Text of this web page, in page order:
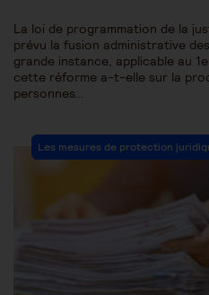
La loi de programmation de la
prévu la fusion administrative
grande instance, applicable au
cette réforme a-t-elle sur la
personnes…
Post
Category:
Les mesures de protection